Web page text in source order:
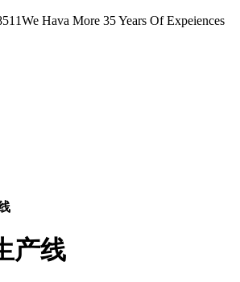
We Hava More 35 Years Of Expeiences
产线